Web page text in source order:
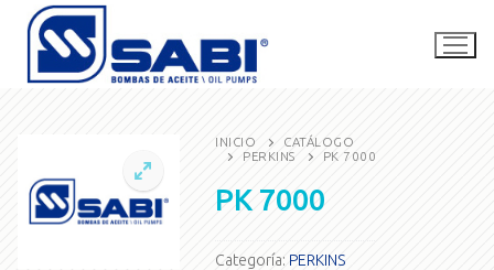
contenido
La empresa
Catálogo
INICIO
CATÁLOGO
PERKINS
PK 7000
PK 7000
Categoría: PERKINS